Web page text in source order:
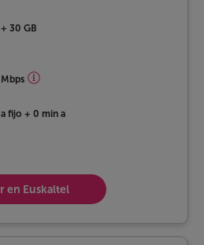
en Euskaltel
30 GB
fijo + 0 min a